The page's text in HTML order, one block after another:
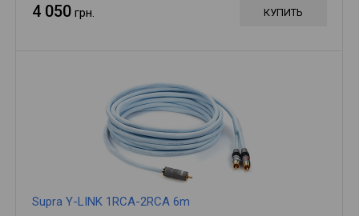
4 050 грн. КУПИТЬ
Supra Y-LINK 1RCA-2RCA 6m